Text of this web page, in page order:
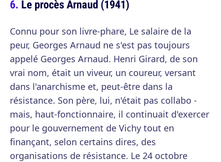
Le procès Arnaud (1941)
Connu pour son livre-phare, Le salaire de la
peur, Georges Arnaud ne s'est pas toujours
appelé Georges Arnaud. Henri Girard, de son
vrai nom, était un viveur, un coureur, versant
dans l'anarchisme et, peut-être dans la
résistance. Son père, lui, n'était pas collabo -
mais, haut-fonctionnaire, il continuait d'exercer
pour le gouvernement de Vichy tout en
finançant, selon certains dires, des
organisations de résistance. Le 24 octobre